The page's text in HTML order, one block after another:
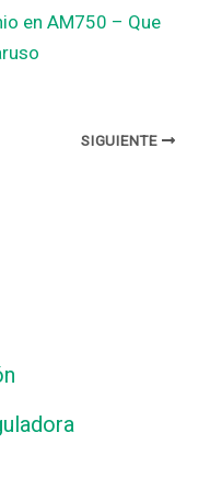
en AM750 – Que
SIGUIENTE